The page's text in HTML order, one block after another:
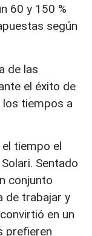
60 y 150 %
según
de las
el éxito de
tiempos a
tiempo el
Sentado
conjunto
de trabajar y
en un
prefieren